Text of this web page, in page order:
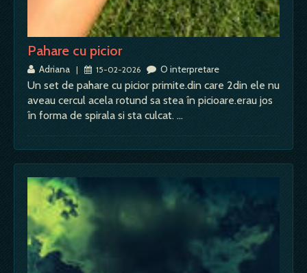
Pahare cu picior
Adriana | 15-02-2026 O interpretare
Un set de pahare cu picior primite.din care 2din ele nu
aveau cercul acela rotund sa stea în picioare.erau jos
în forma de spirala si sta culcat. …